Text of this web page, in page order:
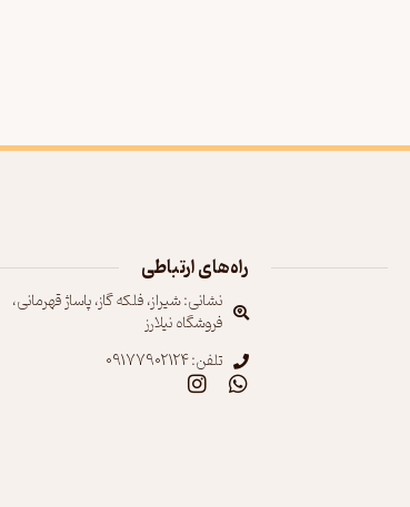
راه‌های ارتباطی
نشانی: شیراز، فلکه گاز، پاساژ قهرمانی،
فروشگاه نیلارز
تلفن: 09177902124